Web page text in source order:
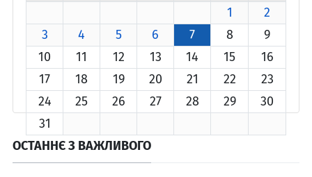
1
2
3
4 5 6 7 8
9
10
11 12 13 14 15
16
17
18 19 20 21 22
23
24
25 26 27 28 29
30
31
ОСТАННЄ З ВАЖЛИВОГО